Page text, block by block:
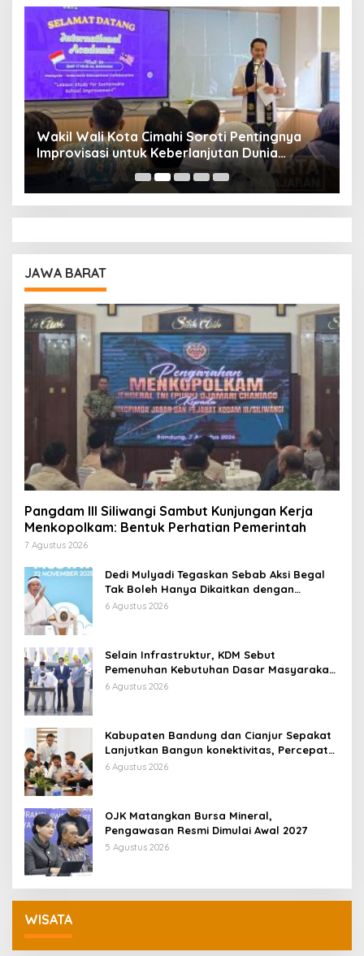
Wakil Wali Kota Cimahi Soroti Pentingnya
Improvisasi untuk Keberlanjutan Dunia
Pendidikan
JAWA BARAT
Pangdam III Siliwangi Sambut Kunjungan Kerja
Menkopolkam: Bentuk Perhatian Pemerintah
7 Agustus 2026
Dedi Mulyadi Tegaskan Sebab Aksi Begal
Tak Boleh Hanya Dikaitkan dengan
Ekonomi
6 Agustus 2026
Selain Infrastruktur, KDM Sebut
Pemenuhan Kebutuhan Dasar Masyarakat
Jadi Fokus APBD Jabar 2027
6 Agustus 2026
Kabupaten Bandung dan Cianjur Sepakat
Lanjutkan Bangun konektivitas, Percepat
Pertumbuhan Ekonomi Daerah
6 Agustus 2026
OJK Matangkan Bursa Mineral,
Pengawasan Resmi Dimulai Awal 2027
5 Agustus 2026
WISATA